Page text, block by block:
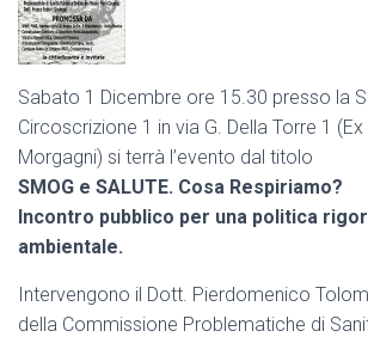
Sabato 1 Dicembre ore 15.30 presso la
Circoscrizione 1 in via G. Della Torre 1
Morgagni) si terrà l’evento dal titolo
SMOG e SALUTE. Cosa Respiriamo?
Incontro pubblico per una politica
ambientale.
Intervengono il Dott. Pierdomenico
della Commissione Problematiche di